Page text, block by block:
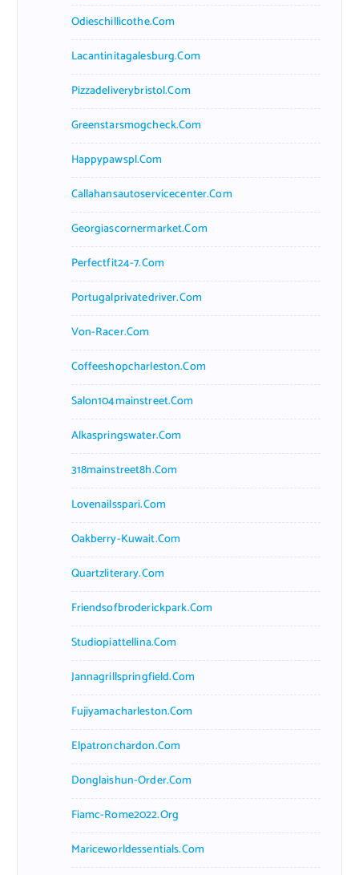
Odieschillicothe.com
Lacantinitagalesburg.com
Pizzadeliverybristol.com
Greenstarsmogcheck.com
Happypawspl.com
Callahansautoservicecenter.com
Georgiascornermarket.com
Perfectfit24-7.com
Portugalprivatedriver.com
Von-Racer.com
Coffeeshopcharleston.com
Salon104mainstreet.com
Alkaspringswater.com
318mainstreet8h.com
Lovenailsspari.com
Oakberry-Kuwait.com
Quartzliterary.com
Friendsofbroderickpark.com
Studiopiattellina.com
Jannagrillspringfield.com
Fujiyamacharleston.com
Elpatronchardon.com
Donglaishun-Order.com
Fiamc-Rome2022.org
Mariceworldessentials.com